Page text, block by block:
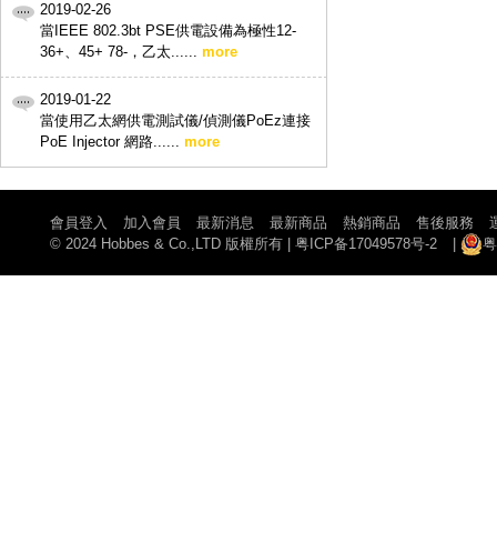
2019-02-26
當IEEE 802.3bt PSE供電設備為極性12-
36+、45+ 78-，乙太...... more
2019-01-22
當使用乙太網供電測試儀/偵測儀PoEz連接
PoE Injector 網路...... more
會員登入 加入會員 最新消息 最新商品 熱銷商品 售後服務
© 2024 Hobbes & Co.,LTD 版權所有
粤ICP备17049578号-2